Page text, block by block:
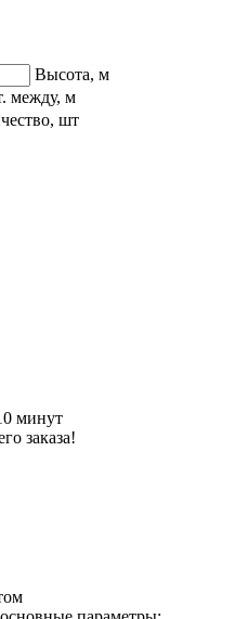
Высота, м
между, м
шт
минут
заказа!